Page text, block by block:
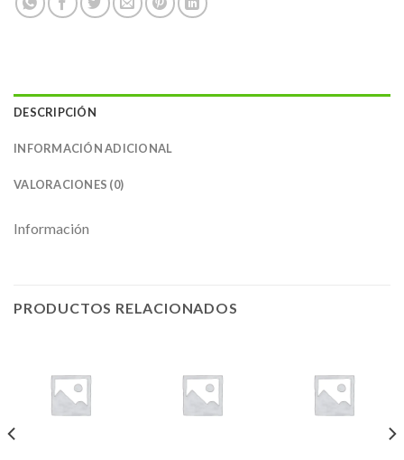
DESCRIPCIÓN
INFORMACIÓN ADICIONAL
VALORACIONES (0)
Información
PRODUCTOS RELACIONADOS